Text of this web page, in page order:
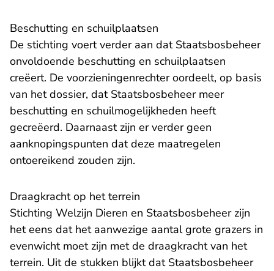
Beschutting en schuilplaatsen
De stichting voert verder aan dat Staatsbosbeheer
onvoldoende beschutting en schuilplaatsen
creëert. De voorzieningenrechter oordeelt, op basis
van het dossier, dat Staatsbosbeheer meer
beschutting en schuilmogelijkheden heeft
gecreëerd. Daarnaast zijn er verder geen
aanknopingspunten dat deze maatregelen
ontoereikend zouden zijn.
Draagkracht op het terrein
Stichting Welzijn Dieren en Staatsbosbeheer zijn
het eens dat het aanwezige aantal grote grazers in
evenwicht moet zijn met de draagkracht van het
terrein. Uit de stukken blijkt dat Staatsbosbeheer